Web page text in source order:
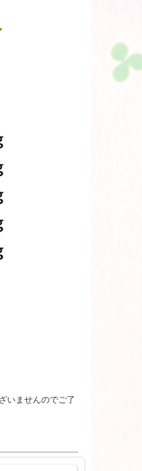
いませんのでご了